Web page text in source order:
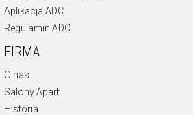
Aplikacja ADC
Regulamin ADC
FIRMA
O nas
Salony Apart
Historia